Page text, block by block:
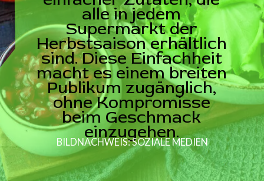
alle in jedem
Supermarkt der
Herbstsaison erhältlich
sind. Diese Einfachheit
macht es einem breiten
Publikum zugänglich,
ohne Kompromisse
beim Geschmack
einzugehen.
BILDNACHWEIS: SOZIALE MEDIEN